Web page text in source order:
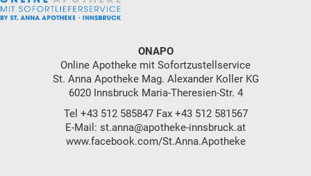
ONAPO
Online Apotheke mit Sofortzustellservice
St. Anna Apotheke Mag. Alexander Koller KG
6020 Innsbruck Maria-Theresien-Str. 4
Tel +43 512 585847Fax +43 512 581567
E-Mail: st.anna@apotheke-innsbruck.at
www.facebook.com/St.Anna.Apotheke